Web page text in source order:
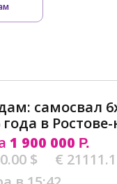
самосвал
года в
1 900 000 Р.
$
€